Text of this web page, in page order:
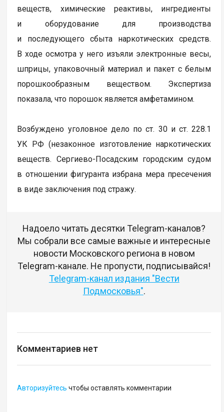
веществ, химические реактивы, ингредиенты
и оборудование для производства
и последующего сбыта наркотических средств.
В ходе осмотра у него изъяли электронные весы,
шприцы, упаковочный материал и пакет с белым
порошкообразным веществом. Экспертиза
показала, что порошок является амфетамином.
Возбуждено уголовное дело по ст. 30 и ст. 228.1
УК РФ (незаконное изготовление наркотических
веществ. Сергиево-Посадским городским судом
в отношении фигуранта избрана мера пресечения
в виде заключения под стражу.
Надоело читать десятки Telegram-каналов?
Мы собрали все самые важные и интересные
новости Московского региона в новом
Telegram-канале. Не пропусти, подписывайся!
Telegram-канал издания "Вести
Подмосковья".
Комментариев нет
Авторизуйтесь чтобы оставлять комментарии